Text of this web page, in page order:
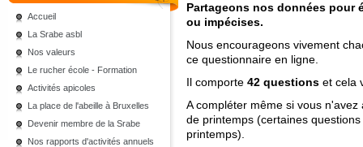
Accueil
La Srabe asbl
Nos valeurs
Le rucher école - Formation
Activités apicoles
La place de l'abeille à Bruxelles
Devenir membre de la Srabe
Nos rapports d'activités annuels
Partageons nos données
ou impécises.
Nous encourageons vivement
ce questionnaire en ligne.
Il comporte 42 questions et cela
A compléter même si vous
de printemps (certaines
printemps).